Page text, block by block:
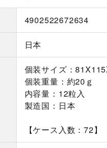
4902522672634
日本
個装サイズ：
個装重量：約20ｇ
内容量：12粒入
製造国：日本
【ケース入数：72】